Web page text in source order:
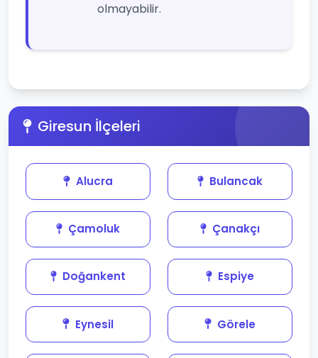
olmayabilir.
Giresun İlçeleri
Alucra Bulancak
Çamoluk Çanakçı
Doğankent Espiye
Eynesil Görele